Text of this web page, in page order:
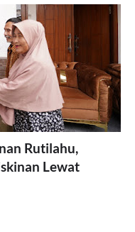
Rutilahu,
Lewat